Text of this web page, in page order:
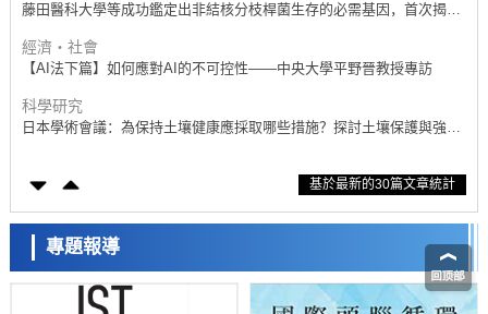
藤田醫科大學等成功鑑定出非結核分枝桿菌生存的必需基因，首次揭示
經濟・社會
【AI法下篇】如何應對AI的不可控性——中央大學平野晉教授專訪
科學研究
日本學術會議：為保持土壤健康應採取哪些措施？探討土壤保護與強化
大阪大學開發基於水氫鍵網路的溫度預測新方法，AI從分子排列資訊中
經濟・社會
【AI法上篇】如何對「將人生交給AI」保持危機感——中央大學平野晉
教授專訪
科學研究
慶應義塾大學闡明腦內「游擊手」小膠質細胞包裹保護受損神經細胞的
基於最新的30篇文章統計
專題報導